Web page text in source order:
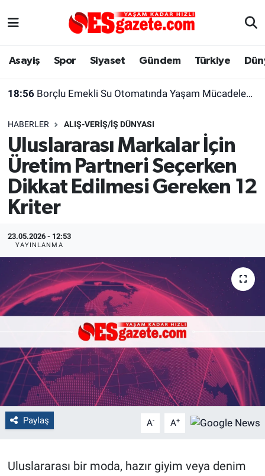
Asayiş Spor Siyaset Gündem Türkiye
18:56 Borçlu Emekli Su Otomatında Yaşam Mücadelesi Veriyor
HABERLER ALIŞ-VERIŞ/İŞ DÜNYASI
Uluslararası Markalar İçin
Üretim Partneri Seçerken
Dikkat Edilmesi Gereken 12
Kriter
23.05.2026 - 12:53
YAYINLANMA
Paylaş A- A+
Uluslararası bir moda, hazır giyim veya denim
Asayiş
Gündem
Türkiye
Dünya
Alış-Veriş/İş dünyası
Yaşam
Eskişehirspor Arşivi
Eskişehir Arşivi
Röportaj
Kültür Sanat
Politika
Bilecik
Kütahya
Gezi
Genel
Yerel
Eskişehir Nöbetçi Eczaneler
Süper Lig Puan Durumu ve Fikstür
Tüm Manşetler
Son Dakika Haberleri